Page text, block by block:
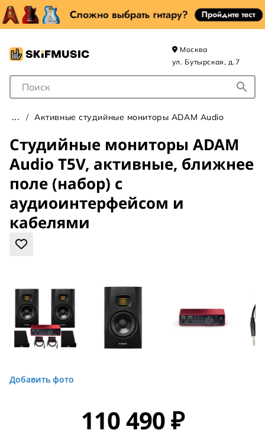
Поле для Поиска
Москва
ул. Бутырская, д.7
Активные студийные мониторы ADAM Audio
Студийные мониторы ADAM
Audio T5V, активные, ближнее
поле (набор) с
аудиоинтерфейсом и
кабелями
Добавить фото
110 490 ₽